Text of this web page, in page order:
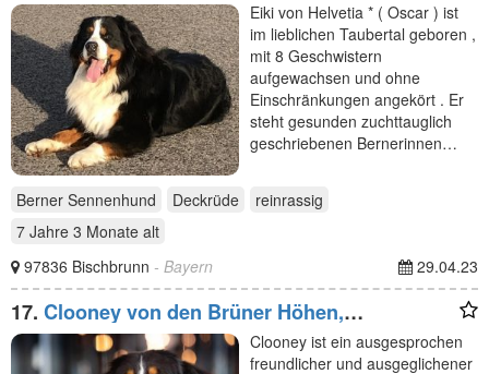
Eiki von Helvetia * ( Oscar ) ist
im lieblichen Taubertal geboren ,
mit 8 Geschwistern
aufgewachsen und ohne
Einschränkungen angekört . Er
steht gesunden zuchttauglich
geschriebenen Bernerinnen…
Berner Sennenhund Deckrüde
reinrassig
7 Jahre 3 Monate alt
97836 Bischbrunn - Bayern 29.04.23
17. Clooney von den Brüner Höhen,
Internationaler Champion Clooney ist ein ausgesprochen
freundlicher und ausgeglichener